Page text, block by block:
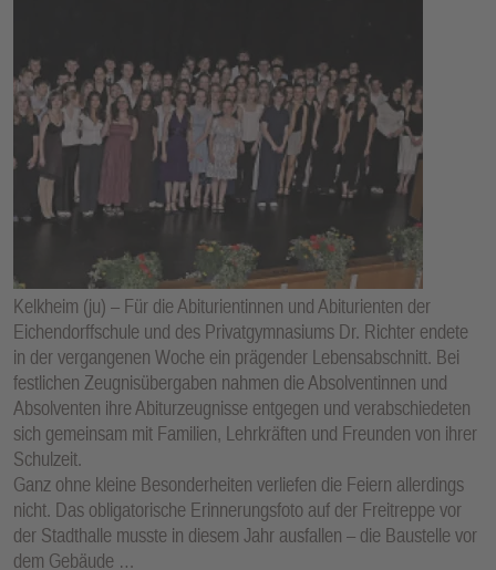
Kelkheim (ju) – Für die Abiturientinnen und Abiturienten der
Eichendorffschule und des Privatgymnasiums Dr. Richter endete
in der vergangenen Woche ein prägender Lebensabschnitt. Bei
festlichen Zeugnisübergaben nahmen die Absolventinnen und
Absolventen ihre Abiturzeugnisse entgegen und verabschiedeten
sich gemeinsam mit Familien, Lehrkräften und Freunden von ihrer
Schulzeit.
Ganz ohne kleine Besonderheiten verliefen die Feiern allerdings
nicht. Das obligatorische Erinnerungsfoto auf der Freitreppe vor
der Stadthalle musste in diesem Jahr ausfallen – die Baustelle vor
dem Gebäude …